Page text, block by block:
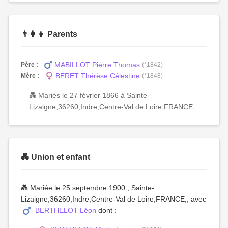
👨‍👩‍👧 Parents
Père : MABILLOT Pierre Thomas (°1842)
Mère :
BERET Thérèse Célestine (°1848)
💑 Mariés le 27 février 1866 à Sainte-
Lizaigne,36260,Indre,Centre-Val de Loire,FRANCE,
💑 Union et enfant
💑 Mariée le 25 septembre 1900 , Sainte-
Lizaigne,36260,Indre,Centre-Val de Loire,FRANCE,, avec
BERTHELOT Léon dont :